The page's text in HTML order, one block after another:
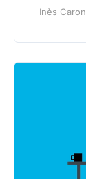
Inès Caron